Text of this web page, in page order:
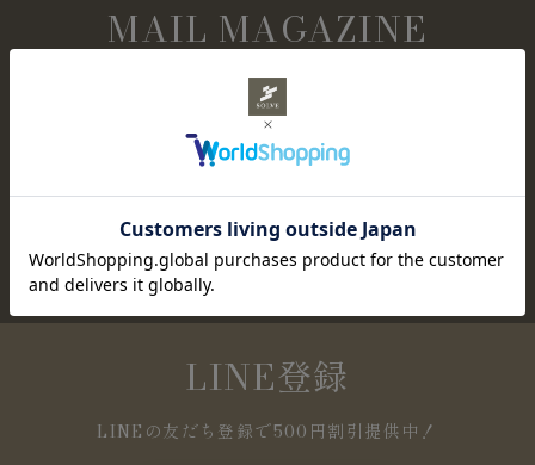
MAIL MAGAZINE
メールマガジン購読
NEWアイテムやセール情報など、お得な情報を定
期的にお知らせします。
登録ページ
LINE登録
LINEの友だち登録で500円割引提供中！